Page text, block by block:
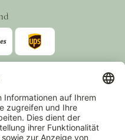
zzgl.Versand